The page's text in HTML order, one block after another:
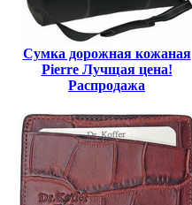
Сумка дорожная кожаная
Pierre Лучщая цена!
Распродажа